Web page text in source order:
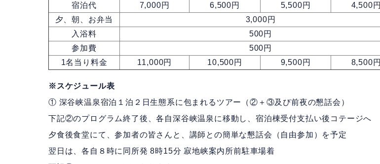
宿泊代
7,000円 6,500円 5,500円
4,500円
夕、朝、お弁当
3,000円
入浴料
500円
参加費
500円
1名当り料金
11,000円 10,500円 9,500円 8,500円
※スケジュール表
① 深谷峡温泉宿泊１泊２日生態系に包まれるツアー（②＋③及び前夜の懇話会）
下記②のプログラム終了後、各自深谷峡温泉に移動し、宿泊棟受付支払い後コテージへ
夕食後食堂にて、参加者の皆さんと、講師との簡単な懇話会（自由参加）を予定
翌日は、各自８時に同所発 8時15分 寂地峡案内所前駐車場着